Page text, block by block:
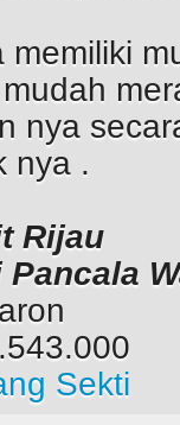
nya
nya .
Rijau
Pancala
Sekti